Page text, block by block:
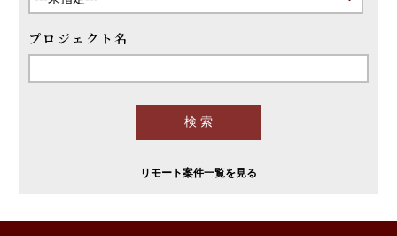
プロジェクト名
リモート案件一覧を見る